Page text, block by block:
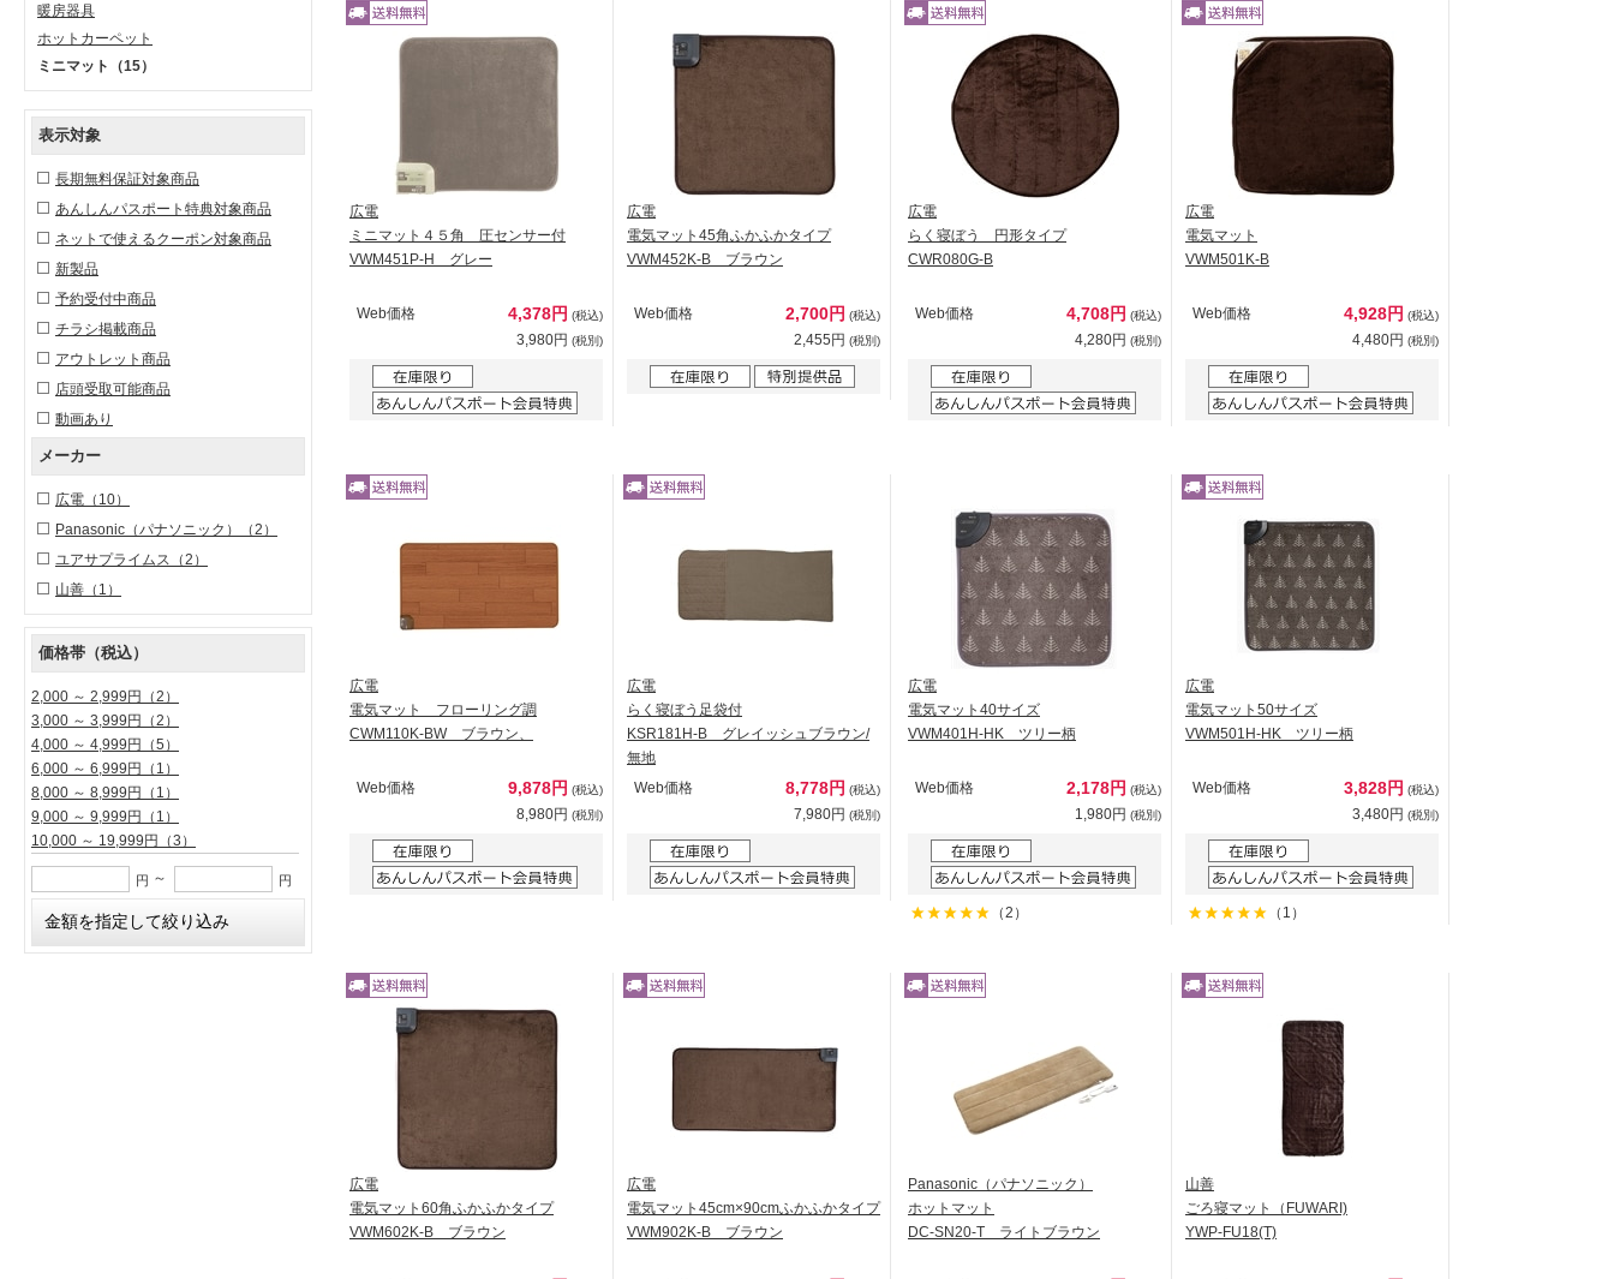
暖房器具
ホットカーペット
ミニマット
（15）
表示対象
長期無料保証対象商品
あんしんパスポート特典対象商品
ネットで使えるクーポン対象商品
新製品
予約受付中商品
チラシ掲載商品
アウトレット商品
店頭受取可能商品
動画あり
メーカー
広電 （10）
Panasonic（パナソニック）
（2）
ユアサプライムス （2）
山善 （1）
価格帯（税込）
2,000 ～ 2,999円
（2）
3,000 ～ 3,999円
（2）
4,000 ～ 4,999円
（5）
6,000 ～ 6,999円
（1）
8,000 ～ 8,999円
（1）
9,000 ～ 9,999円
（1）
10,000 ～ 19,999円
（3）
円 ～ 円
広電
ミニマット４５角 圧センサー付
VWM451P-H グレー
Web価格 4,378円 (税込)
3,980円 (税別)
広電
電気マット45角ふかふかタイプ
VWM452K-B ブラウン
Web価格 2,700円 (税込)
2,455円 (税別)
広電
らく寝ぼう 円形タイプ
CWR080G-B
Web価格 4,708円 (税込)
4,280円 (税別)
広電
電気マット
VWM501K-B
Web価格 4,928円 (税込)
4,480円 (税別)
広電
電気マット フローリング調
CWM110K-BW ブラウン、
Web価格 9,878円 (税込)
8,980円 (税別)
広電
らく寝ぼう足袋付
KSR181H-B グレイッシュブラウン/
無地
Web価格
8,778円 (税込)
7,980円 (税別)
広電
電気マット40サイズ
VWM401H-HK ツリー柄
Web価格 2,178円 (税込)
1,980円 (税別)
（2）
広電
電気マット50サイズ
VWM501H-HK ツリー柄
Web価格 3,828円 (税込)
3,480円 (税別)
（1）
広電
電気マット60角ふかふかタイプ
VWM602K-B ブラウン
広電
電気マット45cm×90cmふかふかタイプ
VWM902K-B ブラウン
Panasonic（パナソニック）
ホットマット
DC-SN20-T ライトブラウン
山善
ごろ寝マット（FUWARI)
YWP-FU18(T)